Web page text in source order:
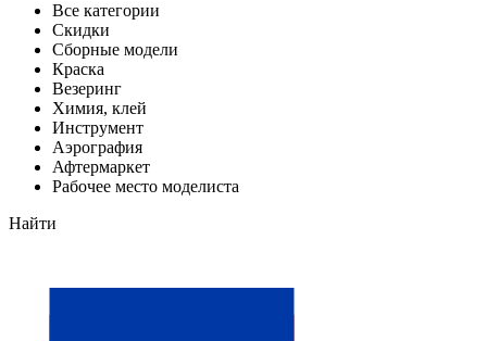
Все категории
Скидки
Сборные модели
Краска
Везеринг
Химия, клей
Инструмент
Аэрография
Афтермаркет
Рабочее место моделиста
Найти